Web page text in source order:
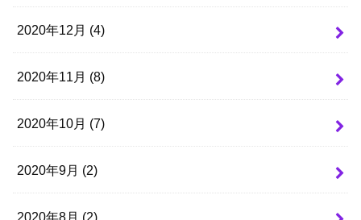
2020年12月 (4)
2020年11月 (8)
2020年10月 (7)
2020年9月 (2)
2020年8月 (2)